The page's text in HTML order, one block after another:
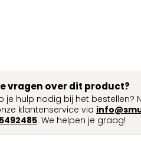
vragen over dit product?
je hulp nodig bij het
klantenservice via
. We helpen je graag!